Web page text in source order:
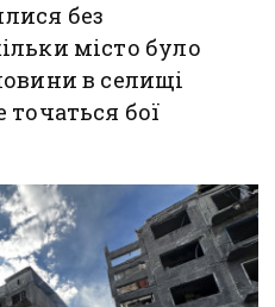
без
місто було
в селищі
точаться бої